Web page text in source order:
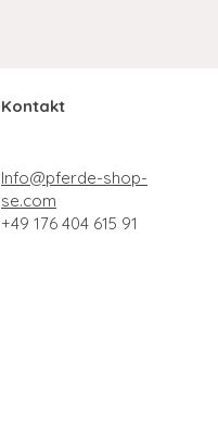
Kontakt
Info@pferde-shop-
se.com
+49 176 404 615 91